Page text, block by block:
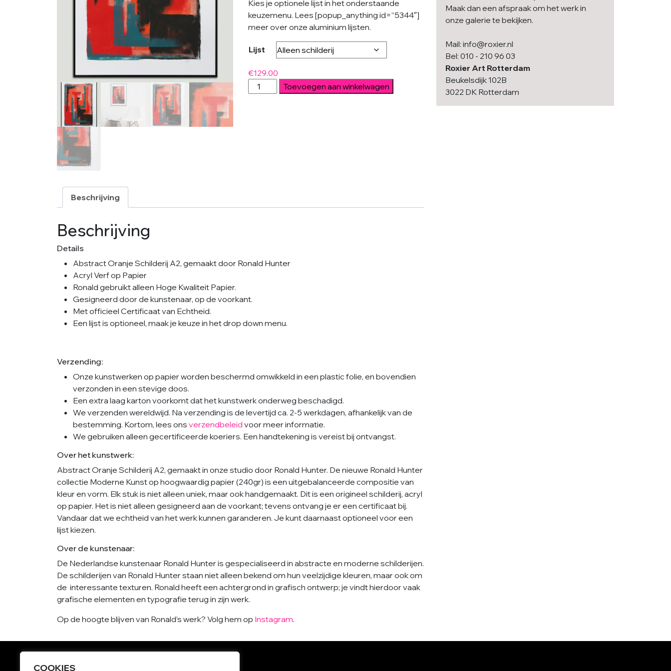
COOKIES
Kies je optionele lijst in het onderstaande
keuzemenu. Lees [popup_anything id=”5344″]
meer over onze aluminium lijsten.
Lijst
€129.00
Orange
Structure
Toevoegen aan winkelwagen
Beschrijving
Beschrijving
Details
Abstract Oranje Schilderij A2, gemaakt door Ronald Hunter
Acryl Verf op Papier
Ronald gebruikt alleen Hoge Kwaliteit Papier.
Gesigneerd door de kunstenaar, op de voorkant.
Met officieel Certificaat van Echtheid.
Een lijst is optioneel, maak je keuze in het drop down menu.
Verzending:
Onze kunstwerken op papier worden beschermd omwikkeld in een plastic folie, en bovendien
verzonden in een stevige doos.
Een extra laag karton voorkomt dat het kunstwerk onderweg beschadigd.
We verzenden wereldwijd. Na verzending is de levertijd ca. 2-5 werkdagen, afhankelijk van de
bestemming. Kortom, lees ons verzendbeleid voor meer informatie.
We gebruiken alleen gecertificeerde koeriers. Een handtekening is vereist bij ontvangst.
Over het kunstwerk:
Abstract Oranje Schilderij A2, gemaakt in onze studio door Ronald Hunter. De nieuwe Ronald Hunter
collectie Moderne Kunst op hoogwaardig papier (240gr) is een uitgebalanceerde compositie van
kleur en vorm. Elk stuk is niet alleen uniek, maar ook handgemaakt. Dit is een origineel schilderij, acryl
op papier. Het is niet alleen gesigneerd aan de voorkant; tevens ontvang je er een certificaat bij.
Vandaar dat we echtheid van het werk kunnen garanderen. Je kunt daarnaast optioneel voor een
lijst kiezen.
Over de kunstenaar:
De Nederlandse kunstenaar Ronald Hunter is gespecialiseerd in abstracte en moderne schilderijen.
De schilderijen van Ronald Hunter staan niet alleen bekend om hun veelzijdige kleuren, maar ook om
de interessante texturen. Ronald heeft een achtergrond in grafisch ontwerp; je vindt hierdoor vaak
grafische elementen en typografie terug in zijn werk.
Op de hoogte blijven van Ronald’s werk? Volg hem op Instagram.
Maak dan een afspraak om het werk in
onze galerie te bekijken.
Mail: info@roxier.nl
Bel: 010 - 210 96 03
Roxier Art Rotterdam
Beukelsdijk 102B
3022 DK Rotterdam